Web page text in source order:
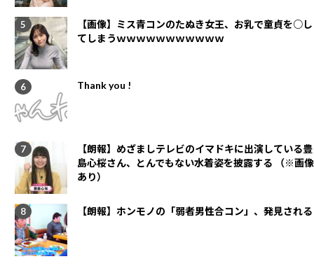
【画像】ミス青コンのたぬき女王、お乳で童貞を○し
てしまうｗｗｗｗｗｗｗｗｗｗｗ
Thank you !
【朗報】めざましテレビのイマドキに出演している豊
島心桜さん、とんでもない水着姿を披露する （※画像
あり）
【朗報】ホンモノの「弱者男性合コン」、発見される